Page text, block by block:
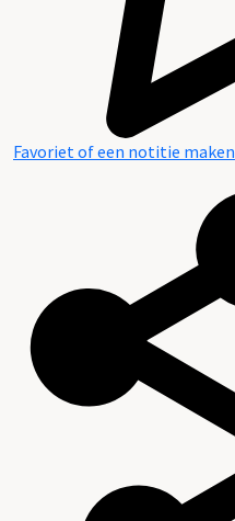
Favoriet of een notitie maken